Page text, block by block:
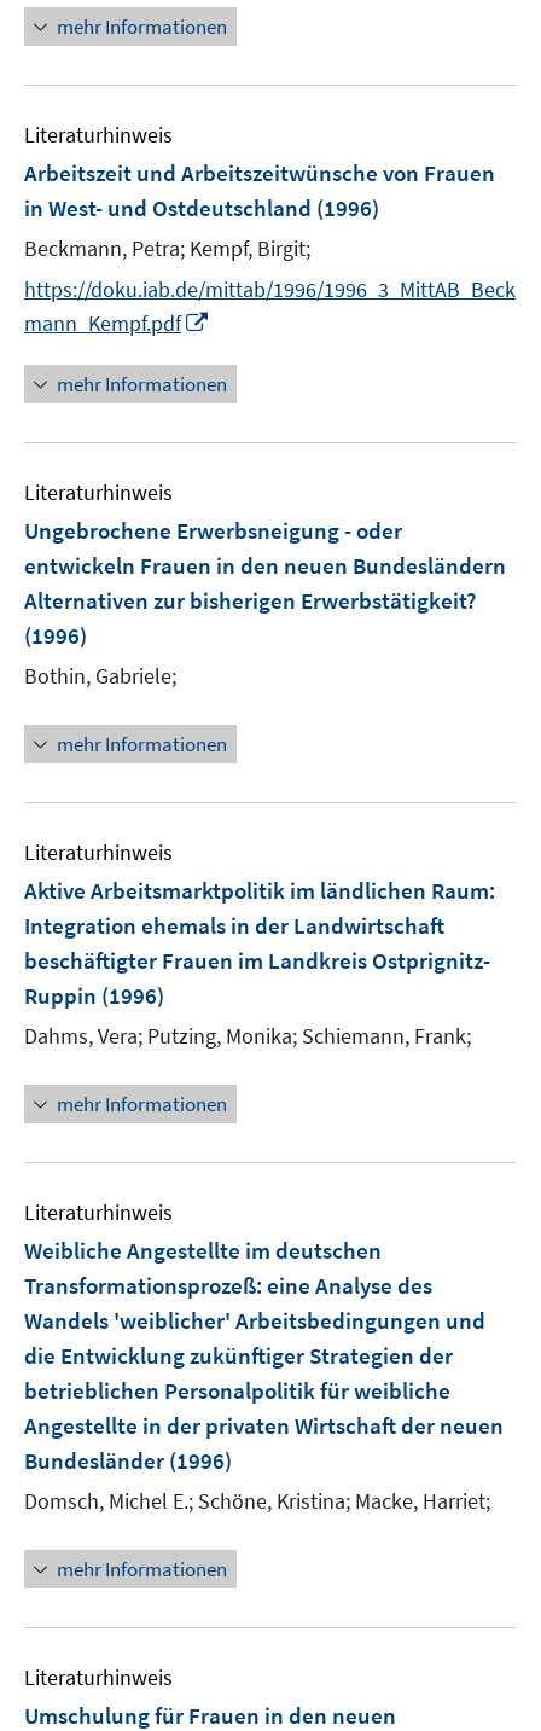
mehr Informationen
Literaturhinweis
Arbeitszeit und Arbeitszeitwünsche von Frauen
in West- und Ostdeutschland (1996)
Beckmann, Petra; Kempf, Birgit;
https://doku.iab.de/mittab/1996/1996_3_MittAB_Beck
mann_Kempf.pdf
n
e
u
F
e
n
s
ö
f
n
mehr Informationen
Literaturhinweis
Ungebrochene Erwerbsneigung - oder
entwickeln Frauen in den neuen Bundesländern
Alternativen zur bisherigen Erwerbstätigkeit?
(1996)
Bothin, Gabriele;
mehr Informationen
Literaturhinweis
Aktive Arbeitsmarktpolitik im ländlichen Raum:
Integration ehemals in der Landwirtschaft
beschäftigter Frauen im Landkreis Ostprignitz-
Ruppin (1996)
Dahms, Vera; Putzing, Monika; Schiemann, Frank;
mehr Informationen
Literaturhinweis
Weibliche Angestellte im deutschen
Transformationsprozeß: eine Analyse des
Wandels 'weiblicher' Arbeitsbedingungen und
die Entwicklung zukünftiger Strategien der
betrieblichen Personalpolitik für weibliche
Angestellte in der privaten Wirtschaft der neuen
Bundesländer (1996)
Domsch, Michel E.; Schöne, Kristina; Macke, Harriet;
mehr Informationen
Literaturhinweis
Umschulung für Frauen in den neuen